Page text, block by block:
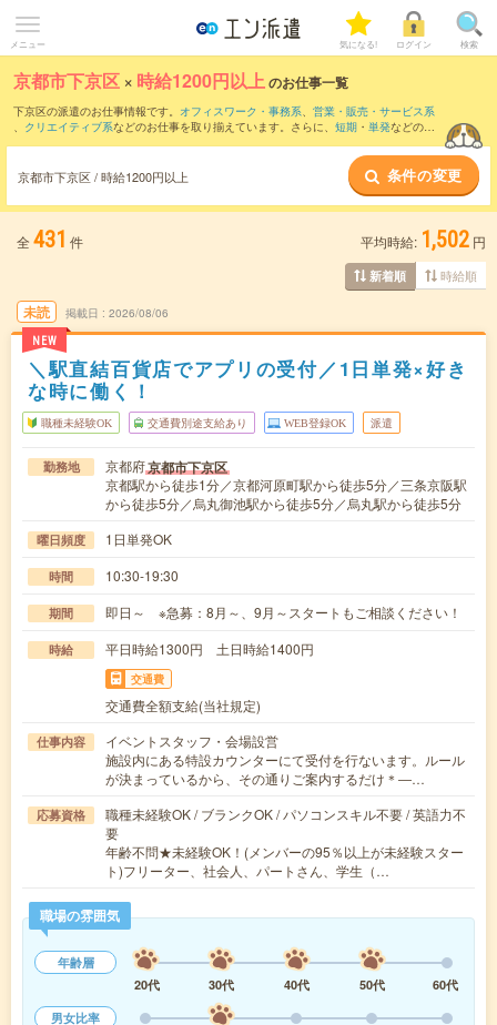
メニュー 気になる! ログイン 検索
京都市下京区 × 時給1200円以上のお仕事一覧
下京区の派遣のお仕事情報です。 オフィスワーク・事務系、 営業・販売・サービス系
、 クリエイティブ系などのお仕事を取り揃えています。さらに、 短期 ・ 単発などの期
京都市下京区 / 時給1200円以上 条件の変更
全 431 件 平均時給: 1,502 円
新着順 時給順
未読
NEW
掲載日 2026/08/06
＼駅直結百貨店でアプリの受付／1日単発×好き
な時に働く！
職種未経験OK 交通費別途支給あり WEB登録OK 派遣
勤務地 京都府京都市下京区
京都駅から徒歩1分／京都河原町駅から徒歩5分／三条京阪駅
から徒歩5分／烏丸御池駅から徒歩5分／烏丸駅から徒歩5分
曜日頻度 1日単発OK
時間 10:30-19:30
期間 即日～ ※急募：8月～、9月～スタートもご相談ください！
時給 平日時給1300円 土日時給1400円
交通費
交通費全額支給(当社規定)
仕事内容
イベントスタッフ・会場設営
施設内にある特設カウンターにて受付を行ないます。ルール
が決まっているから、その通りご案内するだけ＊―…
応募資格
職種未経験OK / ブランクOK / パソコンスキル不要 / 英語力不
要
年齢不問★未経験OK！(メンバーの95％以上が未経験スター
ト)フリーター、社会人、パートさん、学生（…
職場の雰囲気
年齢層
20代
30代 40代 50代
60代
男女比率